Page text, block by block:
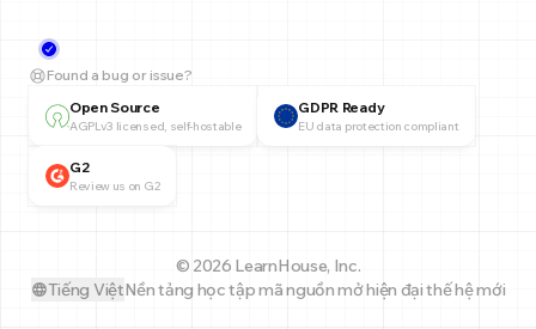
Found a bug or issue?
Open Source
AGPLv3 licensed, self-hostable
GDPR Ready
EU data protection compliant
G2
Review us on G2
© 2026 LearnHouse, Inc.
Tiếng ViệtNền tảng học tập mã nguồn mở hiện đại thế hệ mới